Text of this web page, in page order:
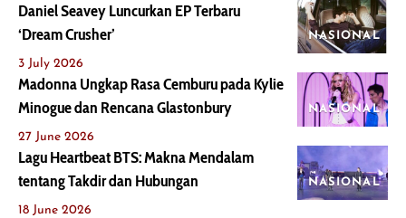
NASIONAL
Daniel Seavey Luncurkan EP Terbaru
‘Dream Crusher’
3 July 2026
NASIONAL
Madonna Ungkap Rasa Cemburu pada Kylie
Minogue dan Rencana Glastonbury
27 June 2026
NASIONAL
Lagu Heartbeat BTS: Makna Mendalam
tentang Takdir dan Hubungan
18 June 2026